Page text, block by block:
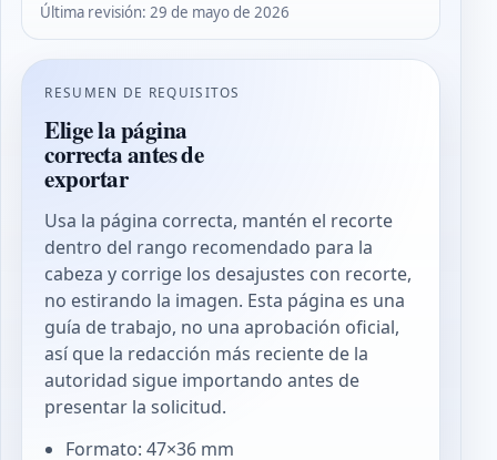
Última revisión:29 de mayo de 2026
RESUMEN DE REQUISITOS
Elige la página
correcta antes de
exportar
Usa la página correcta, mantén el recorte
dentro del rango recomendado para la
cabeza y corrige los desajustes con recorte,
no estirando la imagen. Esta página es una
guía de trabajo, no una aprobación oficial,
así que la redacción más reciente de la
autoridad sigue importando antes de
presentar la solicitud.
Formato: 47×36 mm